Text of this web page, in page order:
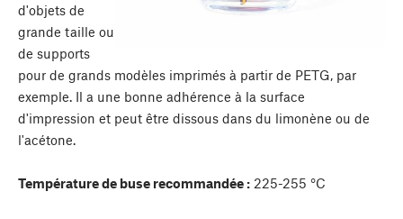
d'objets de
grande taille ou
de supports
pour de grands modèles imprimés à partir de PETG, par
exemple. Il a une bonne adhérence à la surface
d'impression et peut être dissous dans du limonène ou de
l'acétone.
Température de buse recommandée : 225-255 °C